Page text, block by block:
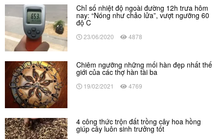
Chỉ số nhiệt độ ngoài đường 12h trưa hôm
nay: “Nóng như chảo lửa”, vượt ngưỡng 60
độ C
23/06/2020 4878
Chiêm ngưỡng những mối hàn đẹp nhất thế
giới của các thợ hàn tài ba
19/02/2021 4769
4 công thức trộn đất trồng cây hoa hồng
giúp cây luôn sinh trưởng tốt